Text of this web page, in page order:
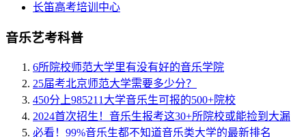
长笛高考培训中心
音乐艺考科普
6所院校师范大学里有没有好的音乐学院
25届考北京师范大学需要多少分？
450分上985211大学音乐生可报的500+院校
2024首次招生！音乐生报考这30+所院校或能捡到大漏
必看！99%音乐生都不知道音乐类大学的最新排名